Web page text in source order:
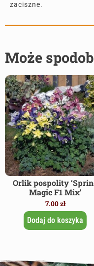
zaciszne.
Może
Orlik pospolity
Magic F1 Mix’
7.00zł
Dodaj do koszyka